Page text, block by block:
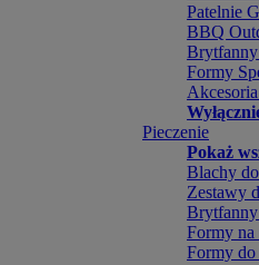
Patelnie
BBQ
Formy
Pieczenie
Pokaż
Blachy
Zestawy
Brytfanny
Formy
Formy